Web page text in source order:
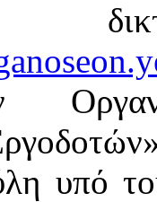
υπό